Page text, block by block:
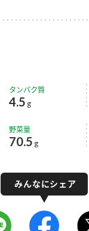
タンパク質
4.5 g
野菜量
70.5 g